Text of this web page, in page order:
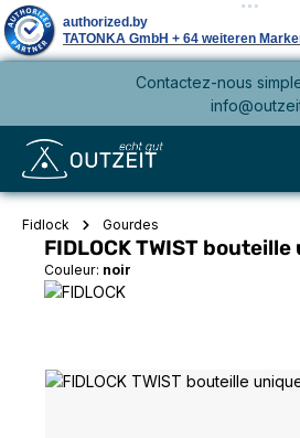
Contactez-nous
Fidlock Gourdes
FIDLOCK TWIST
Couleur: noir
Ignorer la galerie d'images